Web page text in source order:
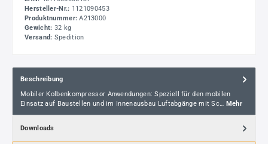
Hersteller-Nr.: 1121090453
Produktnummer: A213000
Gewicht: 32 kg
Versand: Spedition
Beschreibung
Mobiler Kolbenkompressor Anwendungen: Speziell für den mobilen
Einsatz auf Baustellen und im Innenausbau Luftabgänge mit Sc… Mehr
Downloads